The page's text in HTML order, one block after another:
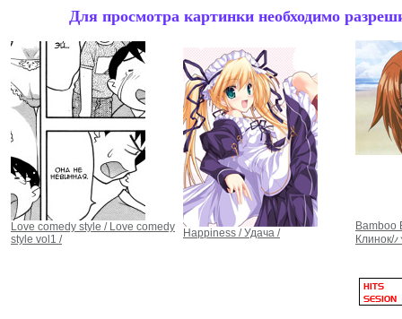
Для просмотра картинки необходимо
Love comedy style / Love comedy
style vol1 /
Happiness / Удача /
Bamboo
Клинок/